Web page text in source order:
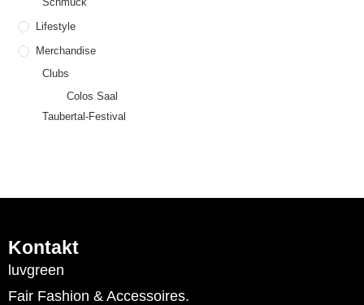
Lifestyle
Merchandise
Clubs
Colos Saal
Taubertal-Festival
Kontakt
luvgreen
Fair Fashion & Accessoires.